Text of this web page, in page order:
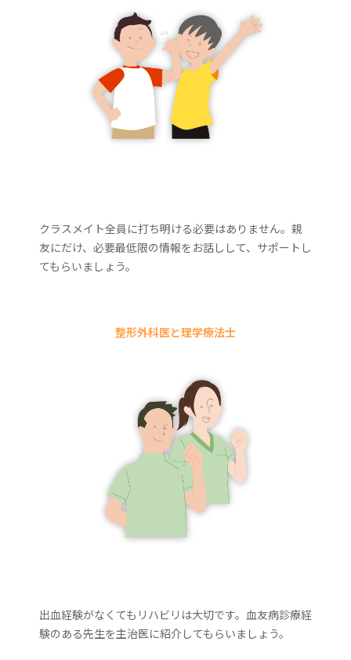
クラスメイト全員に打ち明ける必要はありません。親
友にだけ、必要最低限の情報をお話しして、サポートし
てもらいましょう。
整形外科医と理学療法士
出血経験がなくてもリハビリは大切です。血友病診療経
験のある先生を主治医に紹介してもらいましょう。